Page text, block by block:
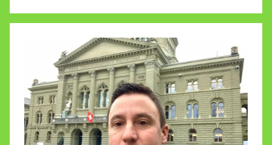
a
l
l
e
t
t
e